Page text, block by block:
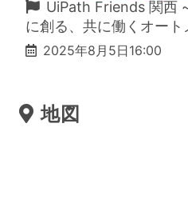
UiPath Friends 関西
に創る、共に働くオー
2025年8月5日16:00
地図